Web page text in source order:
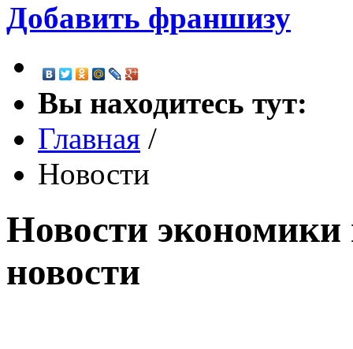
Добавить франшизу
Вы находитесь тут:
Главная /
Новости
Новости
новости